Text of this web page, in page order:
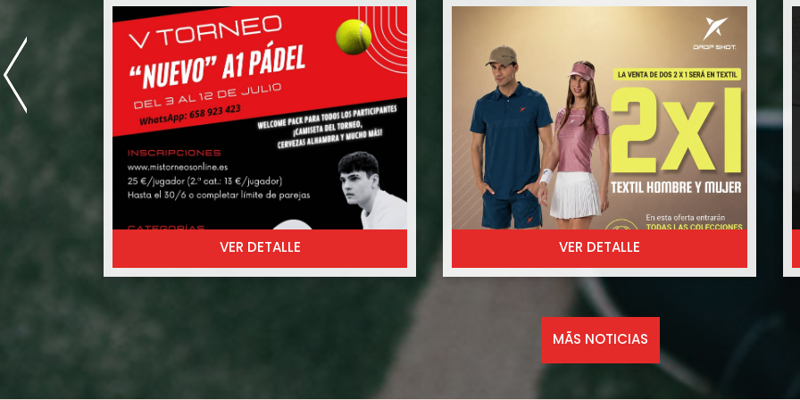
club… ¡Llega el V Torneo “Nuevo” A1 Pádel!
💥 Partidos, ambiente brutal, sorteos,
welcome pack para todos los participantes
🎁 y muchas ganas de disfrutar dentro y
fuera de la pista 🙌🏼
➡️ Categorías masculinas, femeninas,
mixtas e iniciación
➡️ Inscripciones abiertas hasta el 30/6 o
completar plazas
➡️ Nivelazo, buen rollo y mucho pádel 😎
📲 Inscripciones en:
https://mistorneosonline.es/torneo/1410/v-
torneo-nuevo-a1-padel
VER DETALLE
renueva tu equipación deportiva al mejor
✅ Incluye todas las colecciones de textil de
hombre y mujer
❌ No incluye colección 2026 ni colección
Invierno 2025
¿Cómo funciona?
🛍️ Elige 2 prendas textiles de la promoción.
💰 Solo pagarás la prenda de mayor
importe.
Una oportunidad perfecta para equiparte
con la mejor calidad y comodidad.
tienda.
Promoción válida sobre selección de
No admite devolución ni cambios .
VER DETALLE
MÃS NOTICIAS